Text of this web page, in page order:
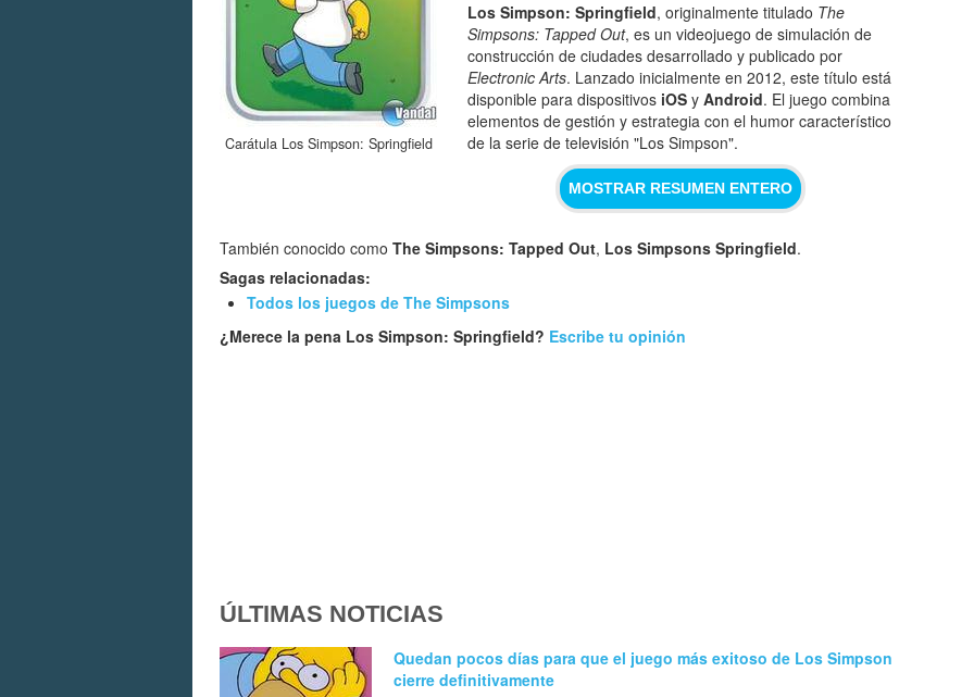
Carátula Los Simpson: Springfield
Los Simpson: Springfield, originalmente titulado The
Simpsons: Tapped Out, es un videojuego de simulación de
construcción de ciudades desarrollado y publicado por
Electronic Arts. Lanzado inicialmente en 2012, este título está
disponible para dispositivos iOS y Android. El juego combina
elementos de gestión y estrategia con el humor característico
de la serie de televisión "Los Simpson".
MOSTRAR RESUMEN ENTERO
También conocido como The Simpsons: Tapped Out, Los Simpsons Springfield.
Sagas relacionadas:
Todos los juegos de The Simpsons
¿Merece la pena Los Simpson: Springfield? Escribe tu opinión
ÚLTIMAS NOTICIAS
Quedan pocos días para que el juego más exitoso de Los Simpson
cierre definitivamente